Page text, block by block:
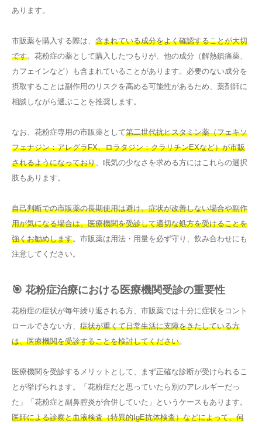
あります。
市販薬を購入する際は、 含まれている成分をよく確認することが大切
です。花粉症の薬として購入したつもりが、他の成分（解熱鎮痛薬、
カフェインなど）も含まれていることがあります。必要のない成分を
摂取することは副作用のリスクを高める可能性があるため、薬剤師に
相談しながら選ぶことを推奨します。
なお、花粉症専用の市販薬として第二世代抗ヒスタミン薬（フェキソ
フェナジン：アレグラFX、ロラタジン：クラリチンEXなど）が市販
されるようになっており 、眠気の少なさを求める方にはこれらの選択
肢もあります。
自己判断での市販薬の長期使用は避け、症状が改善しない場合や副作
用が気になる場合は、医療機関を受診して適切な処方を受けることを
強くお勧めします。市販薬は用法・用量を必ず守り、飲み合わせにも
注意してください。
🎯 花粉症治療における医療機関受診の重要性
花粉症の症状が毎年繰り返される方、市販薬では十分に症状をコント
ロールできない方、 症状が重くて日常生活に支障をきたしている方
は、医療機関を受診することを検討してください。
医療機関を受診するメリットとして、まず正確な診断が受けられるこ
とが挙げられます。「花粉症だと思っていたら別のアレルギーだっ
た」「花粉症と副鼻腔炎が合併していた」というケースもあります。
医師による診察と血液検査（特異的IgE抗体検査）などによって、何